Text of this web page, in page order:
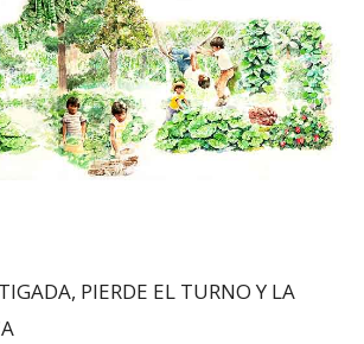
PIERDE EL TURNO Y LA